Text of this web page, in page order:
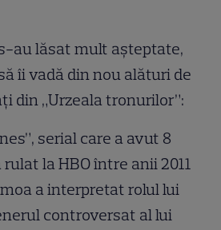
au lăsat mult așteptate,
îi vadă din nou alături de
din „Urzeala tronurilor”:
serial care a avut 8
la HBO între anii 2011
a interpretat rolul lui
controversat al lui